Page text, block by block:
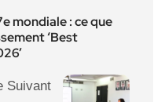
mondiale : ce que
‘Best
Suivant